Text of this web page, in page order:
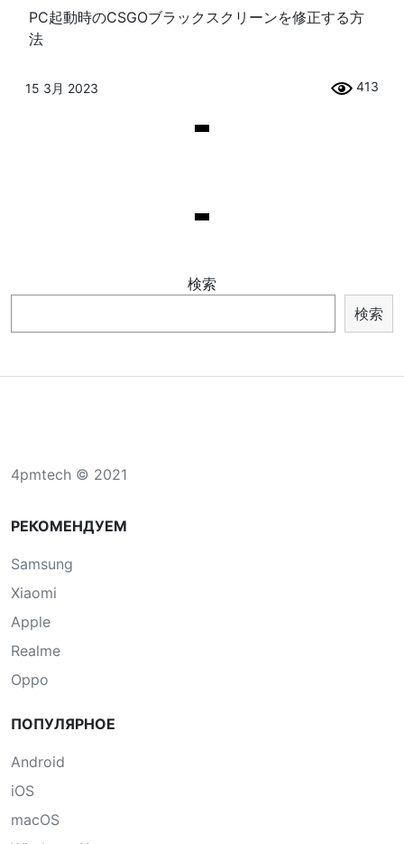
PC起動時のCSGOブラックスクリーンを修正する方
法
15 3月 2023 413
検索
検索
4pmtech © 2021
РЕКОМЕНДУЕМ
Samsung
Xiaomi
Apple
Realme
Oppo
ПОПУЛЯРНОЕ
Android
iOS
macOS